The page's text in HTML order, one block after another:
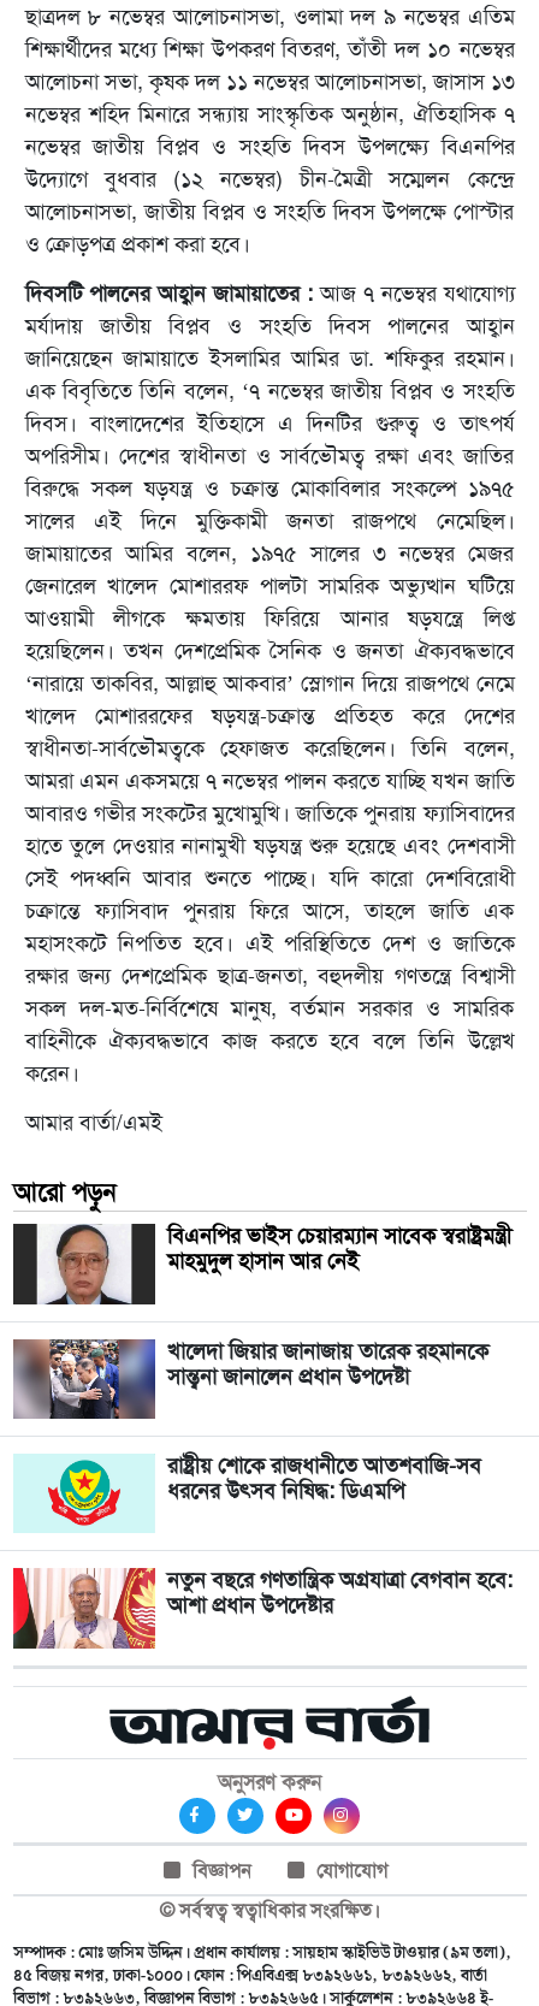
ছাত্রদল ৮ নভেম্বর আলোচনাসভা, ওলামা দল ৯ নভেম্বর এতিম
শিক্ষার্থীদের মধ্যে শিক্ষা উপকরণ বিতরণ, তাঁতী দল ১০ নভেম্বর
আলোচনা সভা, কৃষক দল ১১ নভেম্বর আলোচনাসভা, জাসাস ১৩
নভেম্বর শহিদ মিনারে সন্ধ্যায় সাংস্কৃতিক অনুষ্ঠান, ঐতিহাসিক ৭
নভেম্বর জাতীয় বিপ্লব ও সংহতি দিবস উপলক্ষ্যে বিএনপির
উদ্যোগে বুধবার (১২ নভেম্বর) চীন-মৈত্রী সম্মেলন কেন্দ্রে
আলোচনাসভা, জাতীয় বিপ্লব ও সংহতি দিবস উপলক্ষে পোস্টার
ও ক্রোড়পত্র প্রকাশ করা হবে।
দিবসটি পালনের আহ্বান জামায়াতের :আজ ৭ নভেম্বর যথাযোগ্য
মর্যাদায় জাতীয় বিপ্লব ও সংহতি দিবস পালনের আহ্বান
জানিয়েছেন জামায়াতে ইসলামির আমির ডা. শফিকুর রহমান।
এক বিবৃতিতে তিনি বলেন, ‘৭ নভেম্বর জাতীয় বিপ্লব ও সংহতি
দিবস। বাংলাদেশের ইতিহাসে এ দিনটির গুরুত্ব ও তাত্পর্য
অপরিসীম। দেশের স্বাধীনতা ও সার্বভৌমত্ব রক্ষা এবং জাতির
বিরুদ্ধে সকল ষড়যন্ত্র ও চক্রান্ত মোকাবিলার সংকল্পে ১৯৭৫
সালের এই দিনে মুক্তিকামী জনতা রাজপথে নেমেছিল।
জামায়াতের আমির বলেন, ১৯৭৫ সালের ৩ নভেম্বর মেজর
জেনারেল খালেদ মোশাররফ পালটা সামরিক অভ্যুত্থান ঘটিয়ে
আওয়ামী লীগকে ক্ষমতায় ফিরিয়ে আনার ষড়যন্ত্রে লিপ্ত
হয়েছিলেন। তখন দেশপ্রেমিক সৈনিক ও জনতা ঐক্যবদ্ধভাবে
‘নারায়ে তাকবির, আল্লাহু আকবার’ স্লোগান দিয়ে রাজপথে নেমে
খালেদ মোশাররফের ষড়যন্ত্র-চক্রান্ত প্রতিহত করে দেশের
স্বাধীনতা-সার্বভৌমত্বকে হেফাজত করেছিলেন। তিনি বলেন,
আমরা এমন একসময়ে ৭ নভেম্বর পালন করতে যাচ্ছি যখন জাতি
আবারও গভীর সংকটের মুখোমুখি। জাতিকে পুনরায় ফ্যাসিবাদের
হাতে তুলে দেওয়ার নানামুখী ষড়যন্ত্র শুরু হয়েছে এবং দেশবাসী
সেই পদধ্বনি আবার শুনতে পাচ্ছে। যদি কারো দেশবিরোধী
চক্রান্তে ফ্যাসিবাদ পুনরায় ফিরে আসে, তাহলে জাতি এক
মহাসংকটে নিপতিত হবে। এই পরিস্থিতিতে দেশ ও জাতিকে
রক্ষার জন্য দেশপ্রেমিক ছাত্র-জনতা, বহুদলীয় গণতন্ত্রে বিশ্বাসী
সকল দল-মত-নির্বিশেষে মানুষ, বর্তমান সরকার ও সামরিক
বাহিনীকে ঐক্যবদ্ধভাবে কাজ করতে হবে বলে তিনি উল্লেখ
করেন।
আমার বার্তা/এমই
আরো পড়ুন
বিএনপির ভাইস চেয়ারম্যান সাবেক স্বরাষ্ট্রমন্ত্রী
মাহমুদুল হাসান আর নেই
খালেদা জিয়ার জানাজায় তারেক রহমানকে
সান্ত্বনা জানালেন প্রধান উপদেষ্টা
রাষ্ট্রীয় শোকে রাজধানীতে আতশবাজি-সব
ধরনের উৎসব নিষিদ্ধ: ডিএমপি
নতুন বছরে গণতান্ত্রিক অগ্রযাত্রা বেগবান হবে:
আশা প্রধান উপদেষ্টার
অনুসরণ করুন
বিজ্ঞাপন
যোগাযোগ
© সর্বস্বত্ব স্বত্বাধিকার সংরক্ষিত।
সম্পাদক : মোঃ জসিম উদ্দিন। প্রধান কার্যালয় : সায়হাম স্কাইভিউ টাওয়ার (৯ম তলা),
৪৫ বিজয় নগর, ঢাকা-১০০০। ফোন : পিএবিএক্স ৮৩৯২৬৬১, ৮৩৯২৬৬২, বার্তা
বিভাগ : ৮৩৯২৬৬৩, বিজ্ঞাপন বিভাগ : ৮৩৯২৬৬৫। সার্কুলেশন : ৮৩৯২৬৬৪ ই-